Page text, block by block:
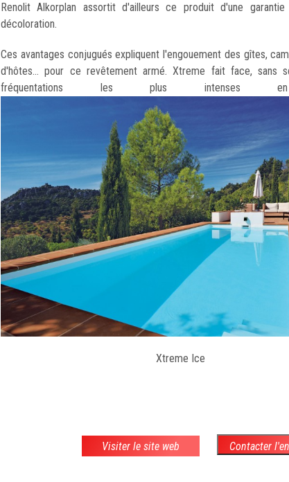
Renolit Alkorplan assortit d'ailleurs ce produit d'une
décoloration.
Ces avantages conjugués expliquent l'engouement des gîtes,
d'hôtes... pour ce revêtement armé. Xtreme fait face, sans
fréquentations les plus intenses
Xtreme Ice
Visiter le site web Contacter